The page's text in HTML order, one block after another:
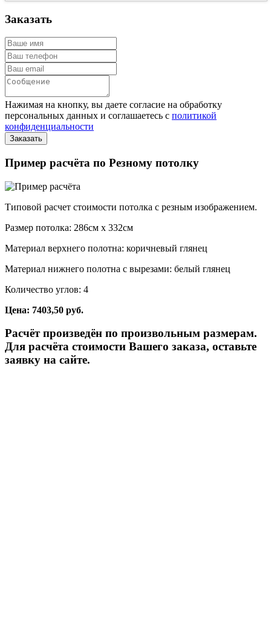
Заказать
Нажимая на кнопку, вы даете согласие на обработку
персональных данных и соглашаетесь с политикой
конфиденциальности
Пример расчёта по Резному потолку
Типовой расчет стоимости потолка с резным изображением.
Размер потолка: 286см x 332см
Материал верхнего полотна: коричневый глянец
Материал нижнего полотна с вырезами: белый глянец
Количество углов: 4
Цена: 7403,50 руб.
Расчёт произведён по произвольным размерам.
Для расчёта стоимости Вашего заказа, оставьте
заявку на сайте.